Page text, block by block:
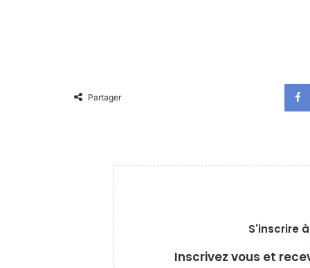
Partager
S'inscrire
Inscrivez vous et